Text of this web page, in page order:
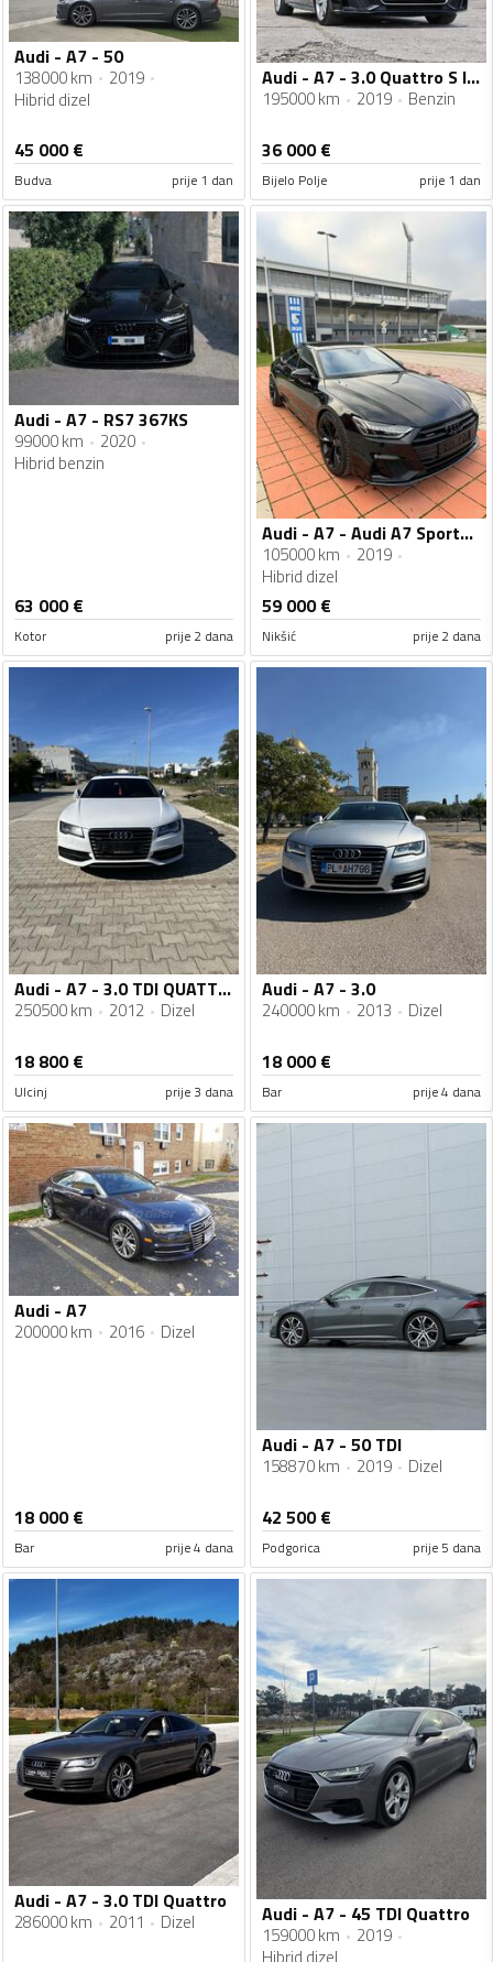
Audi - A7 - 50
138000 km
2019
Hibrid dizel
45 000€
Budva prije 1 dan
Audi - A7 - 3.0 Quattro S line
195000 km 2019 Benzin
36 000€
Bijelo Polje prije 1 dan
Audi - A7 - RS7 367KS
99000 km
2020
Hibrid benzin
63 000€
Kotor prije 2 dana
Audi - A7 - Audi A7 Sportback 50 TDI quattro
105000 km
2019
Hibrid dizel
59 000€
Nikšić prije 2 dana
Audi - A7 - 3.0 TDI QUATTRO
250500 km 2012 Dizel
18 800€
Ulcinj prije 3 dana
Audi - A7 - 3.0
240000 km 2013 Dizel
18 000€
Bar prije 4 dana
Audi - A7
200000 km 2016 Dizel
18 000€
Bar prije 4 dana
Audi - A7 - 50 TDI
158870 km 2019 Dizel
42 500€
Podgorica prije 5 dana
Audi - A7 - 3.0 TDI Quattro
286000 km 2011 Dizel Audi - A7 - 45 TDI Quattro
159000 km
2019